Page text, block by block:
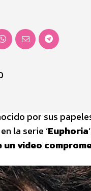
por sus
en la serie ‘Euphoria
video